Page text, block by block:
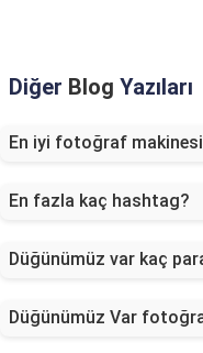
Diğer Blog Yazıları
En iyi fotoğraf makinesi
En fazla kaç hashtag?
Düğünümüz var kaç
Düğünümüz Var